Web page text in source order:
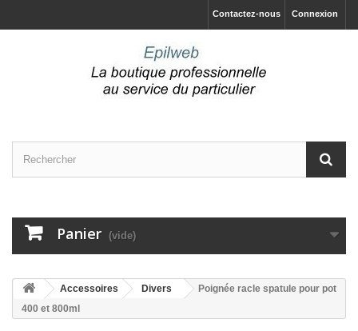
Connexion
Contactez-nous
Panier (vide)
Accessoires Divers
Poignée racle spatule pour pot
400 et 800ml